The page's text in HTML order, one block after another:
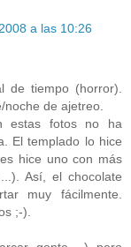
a las 10:26
de tiempo (horror).
noche de ajetreo.
estas fotos no ha
El templado lo hice
hice uno con más
Así, el chocolate
muy fácilmente.
;-).